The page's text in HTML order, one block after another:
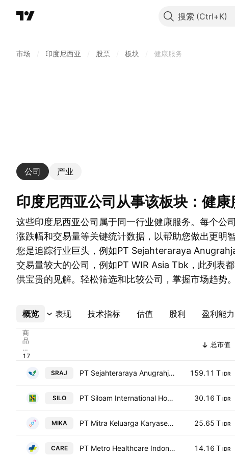
搜索
市场 印度尼西亚 股票 板块 健康服务
公司 产业
印度尼西亚公司从事该板块：健
这些印度尼西亚公司属于同一行业健康服务。每个公
涨跌幅和交易量等关键统计数据，以帮助您做出更明
您是追踪行业巨头，例如PT Sejahteraraya
交易量较大的公司，例如PT WIR Asia Tbk，此列表
供宝贵的见解。轻松筛选和比较公司，掌握市场趋势。
概览 表现 技术指标 估值 股利 盈利能力
更多
商
品
代
码
总市值
SRAJ PT Sejahteraraya Anugrahjaya Tbk 159.11 T IDR
SILO PT Siloam International Hospitals Tbk Reg-S 30.16 T IDR
MIKA PT Mitra Keluarga Karyasehat Tbk 25.65 T IDR
CARE PT Metro Healthcare Indonesia Tbk 14.16 T IDR